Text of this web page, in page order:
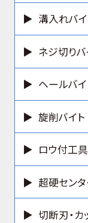
溝入れバイ
ネジ切りバ
ヘールバイ
旋削バイト
ロウ付工具
超硬セン
切断刃・カ